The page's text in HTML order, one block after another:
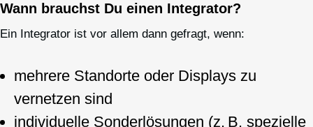
Wann brauchst Du einen Integrator?
Ein Integrator ist vor allem dann gefragt, wenn:
mehrere Standorte oder Displays zu
vernetzen sind
individuelle Sonderlösungen (z. B. spezielle